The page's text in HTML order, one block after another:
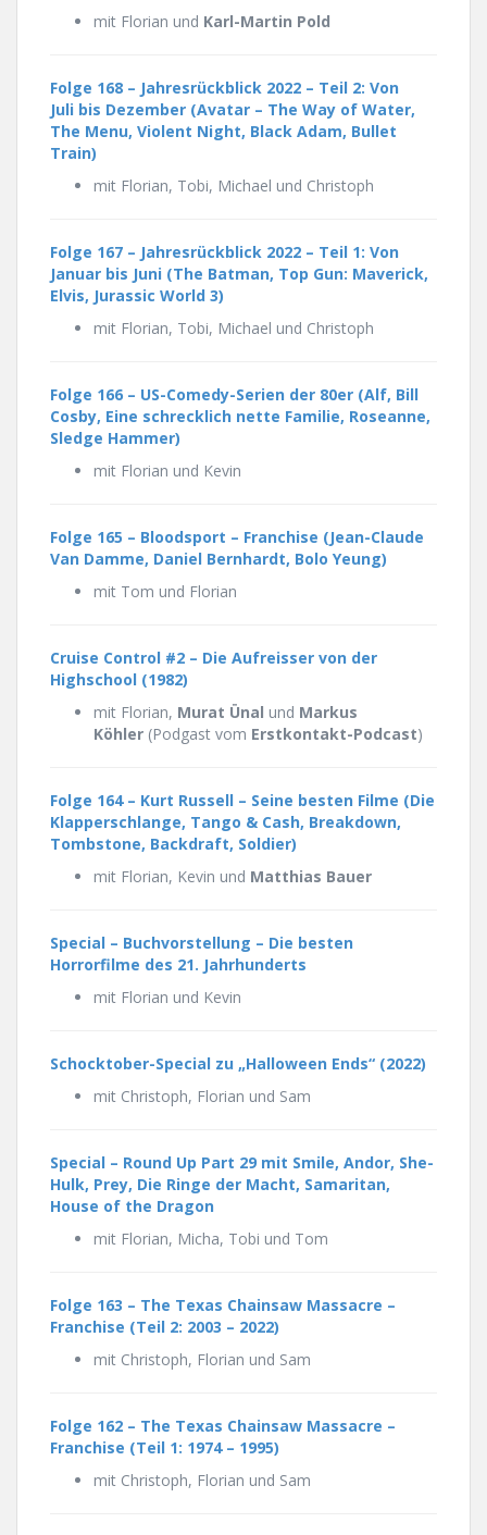
mit Florian und Karl-Martin Pold
Folge 168 – Jahresrückblick 2022 – Teil 2: Von
Juli bis Dezember (Avatar – The Way of Water,
The Menu, Violent Night, Black Adam, Bullet
Train)
mit Florian, Tobi, Michael und Christoph
Folge 167 – Jahresrückblick 2022 – Teil 1: Von
Januar bis Juni (The Batman, Top Gun: Maverick,
Elvis, Jurassic World 3)
mit Florian, Tobi, Michael und Christoph
Folge 166 – US-Comedy-Serien der 80er (Alf, Bill
Cosby, Eine schrecklich nette Familie, Roseanne,
Sledge Hammer)
mit Florian und Kevin
Folge 165 – Bloodsport – Franchise (Jean-Claude
Van Damme, Daniel Bernhardt, Bolo Yeung)
mit Tom und Florian
Cruise Control #2 – Die Aufreisser von der
Highschool (1982)
mit Florian, Murat Ünal und Markus
Köhler (Podgast vom Erstkontakt-Podcast)
Folge 164 – Kurt Russell – Seine besten Filme (Die
Klapperschlange, Tango & Cash, Breakdown,
Tombstone, Backdraft, Soldier)
mit Florian, Kevin und Matthias Bauer
Special – Buchvorstellung – Die besten
Horrorfilme des 21. Jahrhunderts
mit Florian und Kevin
Schocktober-Special zu „Halloween Ends“ (2022)
mit Christoph, Florian und Sam
Special – Round Up Part 29 mit Smile, Andor, She-
Hulk, Prey, Die Ringe der Macht, Samaritan,
House of the Dragon
mit Florian, Micha, Tobi und Tom
Folge 163 – The Texas Chainsaw Massacre –
Franchise (Teil 2: 2003 – 2022)
mit Christoph, Florian und Sam
Folge 162 – The Texas Chainsaw Massacre –
Franchise (Teil 1: 1974 – 1995)
mit Christoph, Florian und Sam